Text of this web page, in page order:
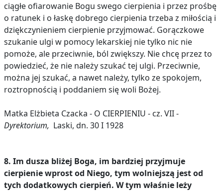
ciągłe ofiarowanie Bogu swego cierpienia i przez prośbę
o ratunek i o łaskę dobrego cierpienia trzeba z miłością i
dziękczynieniem cierpienie przyjmować. Gorączkowe
szukanie ulgi w pomocy lekarskiej nie tylko nic nie
pomoże, ale przeciwnie, ból zwiększy. Nie chcę przez to
powiedzieć, że nie należy szukać tej ulgi. Przeciwnie,
można jej szukać, a nawet należy, tylko ze spokojem,
roztropnością i poddaniem się woli Bożej.
Matka Elżbieta Czacka - O CIERPIENIU - cz. VII -
Dyrektorium, Laski, dn. 30 I 1928
8. Im dusza bliżej Boga, im bardziej przyjmuje
cierpienie wprost od Niego, tym wolniejszą jest od
tych dodatkowych cierpień. W tym właśnie leży